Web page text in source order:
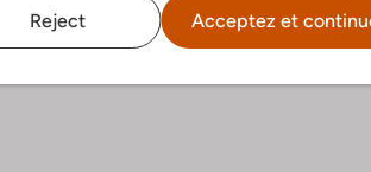
Reject Acceptez et